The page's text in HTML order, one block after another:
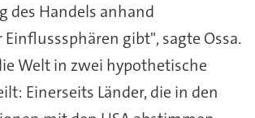
des Handels anhand
gibt", sagte Ossa.
Welt in zwei hypothetische
Einerseits Länder, die in den